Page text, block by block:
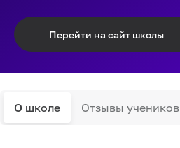
Перейти на сайт школы
О школе Отзывы учеников